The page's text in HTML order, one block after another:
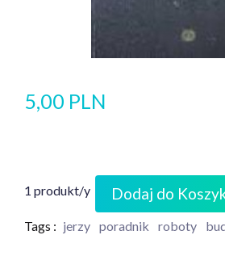
5,00 PLN
1 produkt/y Dodaj do
Tags : jerzy poradnik roboty